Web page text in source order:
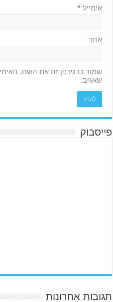
אימייל*
אתר
שמור בדפדפן זה את השם,
שאגיב.
פייסבוק
תגובות אחרונות